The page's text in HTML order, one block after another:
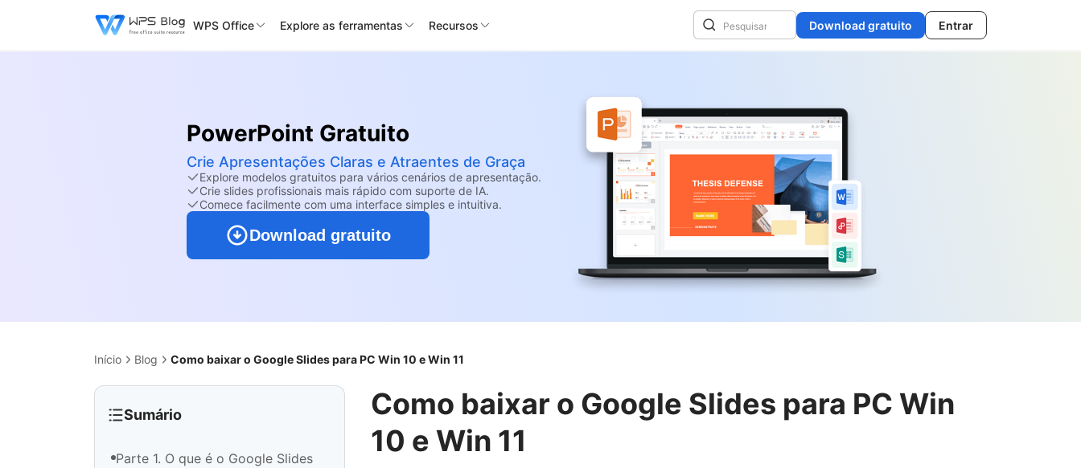
WPS Office Explore as ferramentas Recursos Download gratuito Entrar
PowerPoint Gratuito
Crie Apresentações Claras e Atraentes de Graça
Explore modelos gratuitos para vários cenários de apresentação.
Crie slides profissionais mais rápido com suporte de IA.
Comece facilmente com uma interface simples e intuitiva.
Download gratuito
Início Blog Como baixar o Google Slides para PC Win 10 e Win 11
Sumário
Parte 1. O que é o Google Slides
Como baixar o Google Slides para PC Win
10 e Win 11